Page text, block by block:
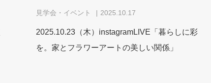
見学会・イベント 2025.10.17
2025.10.23（木）instagramLIVE「暮らしに彩
を。家とフラワーアートの美しい関係」